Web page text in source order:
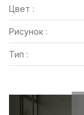
Цвет :
Рисунок :
Тип :